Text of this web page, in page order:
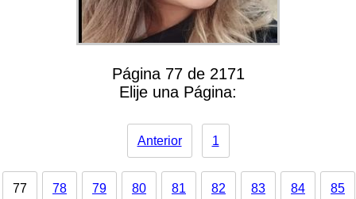
Página 77 de 2171
Elije una Página:
Anterior 1
77 78 79 80 81 82 83 84 85